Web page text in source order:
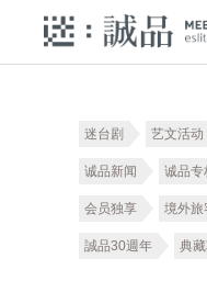
迷台剧 艺文活动
诚品新闻 诚品专
会员独享 境外旅
誠品30週年 典